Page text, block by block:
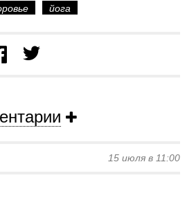
йога
15 июля в 11:00